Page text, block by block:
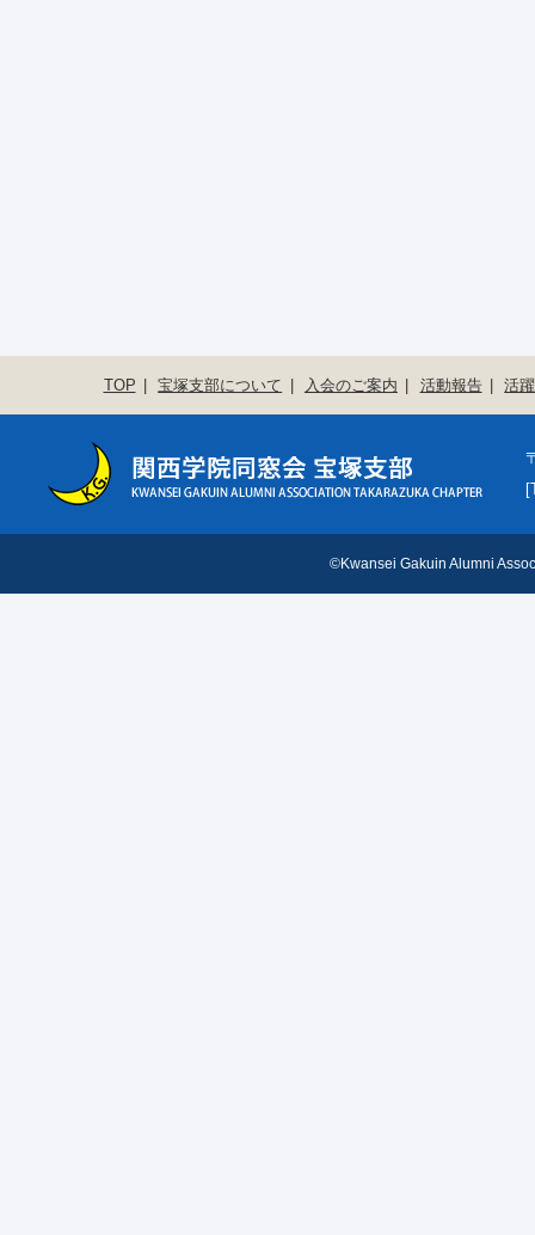
TOP 宝塚支部について 入会のご案内 活動報告 活
©Kwansei Gakuin Alumni